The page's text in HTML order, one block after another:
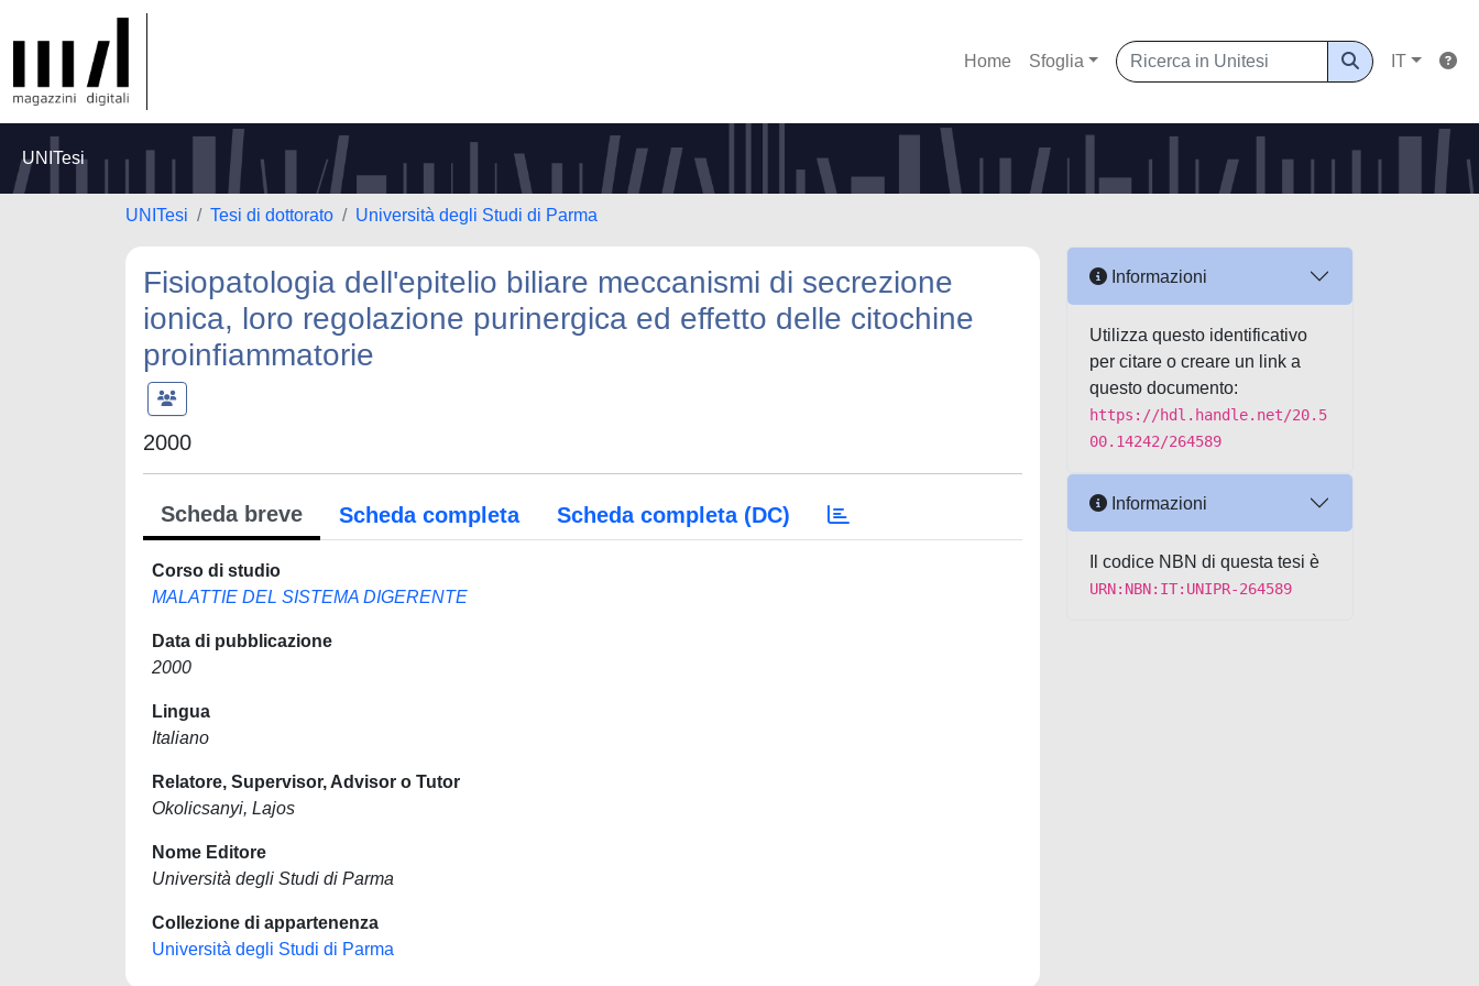
Home Sfoglia IT
UNITesi
UNITesi Tesi di dottorato Università degli Studi di Parma
Fisiopatologia dell'epitelio biliare meccanismi di secrezione
ionica, loro regolazione purinergica ed effetto delle citochine
proinfiammatorie
2000
Scheda breve Scheda completa Scheda completa (DC)
Corso di studio
MALATTIE DEL SISTEMA DIGERENTE
Data di pubblicazione
2000
Lingua
Italiano
Relatore, Supervisor, Advisor o Tutor
Okolicsanyi, Lajos
Nome Editore
Università degli Studi di Parma
Collezione di appartenenza
Università degli Studi di Parma
Informazioni
Utilizza questo identificativo
per citare o creare un link a
questo documento:
https://hdl.handle.net/20.5
00.14242/264589
Informazioni
Il codice NBN di questa tesi è
URN:NBN:IT:UNIPR-264589